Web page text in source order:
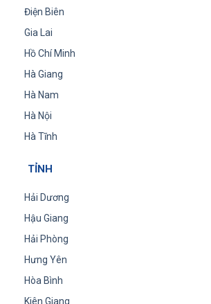
Điện Biên
Gia Lai
Hồ Chí Minh
Hà Giang
Hà Nam
Hà Nội
Hà Tĩnh
TỈNH
Hải Dương
Hậu Giang
Hải Phòng
Hưng Yên
Hòa Bình
Kiên Giang